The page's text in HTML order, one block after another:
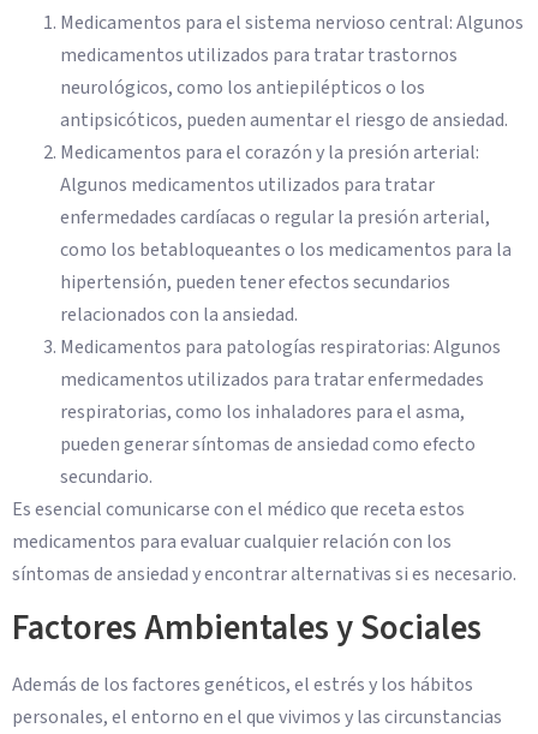
Medicamentos para el sistema nervioso central: Algunos
medicamentos utilizados para tratar trastornos
neurológicos, como los antiepilépticos o los
antipsicóticos, pueden aumentar el riesgo de ansiedad.
Medicamentos para el corazón y la presión arterial:
Algunos medicamentos utilizados para tratar
enfermedades cardíacas o regular la presión arterial,
como los betabloqueantes o los medicamentos para la
hipertensión, pueden tener efectos secundarios
relacionados con la ansiedad.
Medicamentos para patologías respiratorias: Algunos
medicamentos utilizados para tratar enfermedades
respiratorias, como los inhaladores para el asma,
pueden generar síntomas de ansiedad como efecto
secundario.
Es esencial comunicarse con el médico que receta estos
medicamentos para evaluar cualquier relación con los
síntomas de ansiedad y encontrar alternativas si es necesario.
Factores Ambientales y Sociales
Además de los factores genéticos, el estrés y los hábitos
personales, el entorno en el que vivimos y las circunstancias